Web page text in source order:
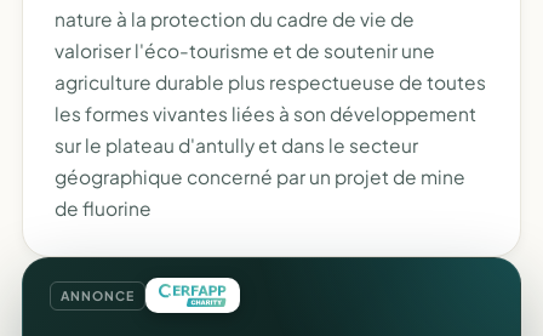
nature à la protection du cadre de vie de
valoriser l'éco-tourisme et de soutenir une
agriculture durable plus respectueuse de toutes
les formes vivantes liées à son développement
sur le plateau d'antully et dans le secteur
géographique concerné par un projet de mine
de fluorine
ANNONCE